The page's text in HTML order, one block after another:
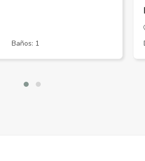
Baños: 1